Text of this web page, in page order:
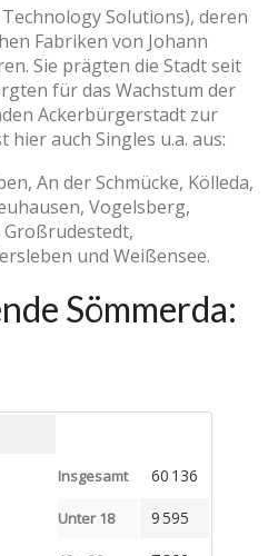
Solutions), deren
Fabriken von Johann
Sie prägten die Stadt seit
für das Wachstum der
Ackerbürgerstadt zur
auch Singles u.a. aus:
An der Schmücke, Kölleda,
Vogelsberg,
und Weißensee.
Sömmerda:
Insgesamt 60 136
Unter 18 9 595